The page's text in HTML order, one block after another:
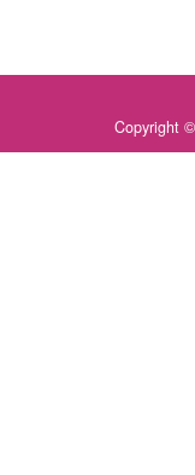
Copyright